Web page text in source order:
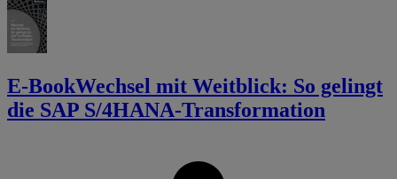
E-BookWechsel mit Weitblick: So gelingt
die SAP S/4HANA-Transformation